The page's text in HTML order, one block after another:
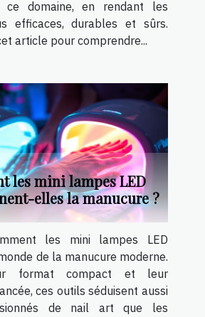
ce domaine, en rendant les
efficaces, durables et sûrs.
article pour comprendre...
les mini lampes LED
elles la manucure ?
les mini lampes LED
de la manucure moderne.
format compact et leur
ces outils séduisent aussi
de nail art que les